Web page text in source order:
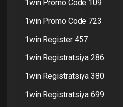
1win Promo Code 109
1win Promo Code 723
1win Register 457
1win Registratsiya 286
1win Registratsiya 380
1win Registratsiya 699